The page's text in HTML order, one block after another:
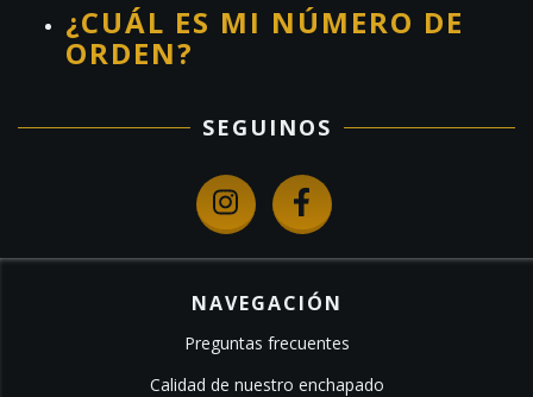
¿CUÁL ES MI NÚMERO DE
ORDEN?
SEGUINOS
NAVEGACIÓN
Preguntas frecuentes
Calidad de nuestro enchapado